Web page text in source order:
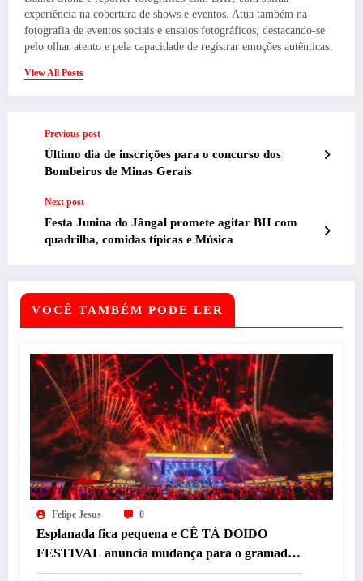
experiência na cobertura de shows e eventos. Atua também na
fotografia de eventos sociais e ensaios fotográficos, destacando-se
pelo olhar atento e pela capacidade de registrar emoções autênticas.
View All Posts
Previous post
Último dia de inscrições para o concurso dos
Bombeiros de Minas Gerais
Next post
Festa Junina do Jângal promete agitar BH com
quadrilha, comidas típicas e Música
VOCÊ TAMBÉM PODE LER
Felipe Jesus 0
Esplanada fica pequena e CÊ TÁ DOIDO
FESTIVAL anuncia mudança para o gramado
do Mineirão